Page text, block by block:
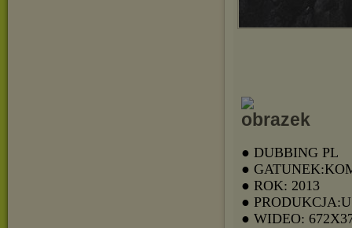
● DUBBING PL
●
● ROK: 2013
●
● WIDEO: